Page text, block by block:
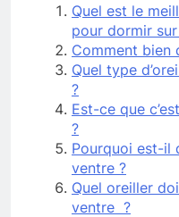
Quel est le
pour dormir
Comment bien
Quel type
?
Est-ce que
?
Pourquoi est-il
ventre ?
Quel oreiller
ventre ?